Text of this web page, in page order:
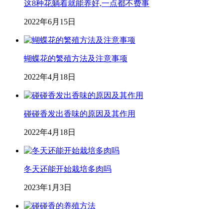
这8种花躺着就能养好,一点都不费事
2022年6月15日
蝴蝶花的繁殖方法及注意事项
2022年4月18日
碰碰香发出香味的原因及其作用
2022年4月18日
冬天还能开始栽培多肉吗
2023年1月3日